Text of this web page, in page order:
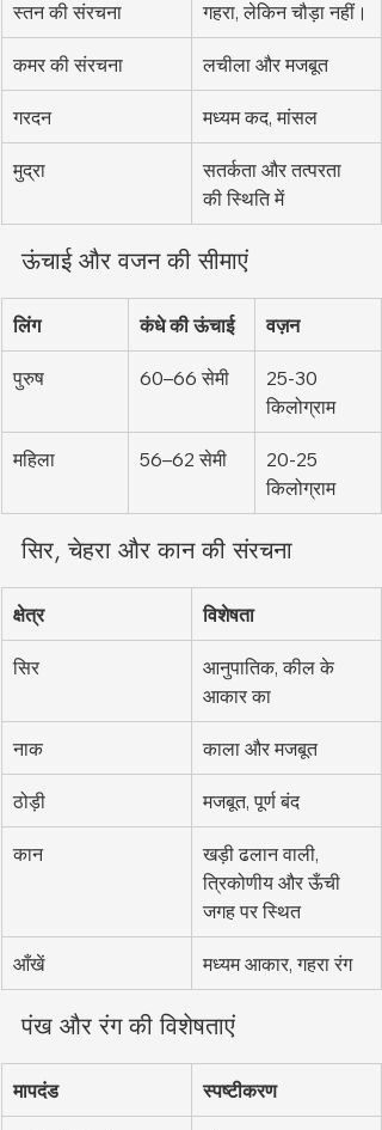
स्तन की संरचना गहरा, लेकिन चौड़ा नहीं।
कमर की संरचना लचीला और मजबूत
गरदन मध्यम कद, मांसल
मुद्रा
सतर्कता और तत्परता
की स्थिति में
ऊंचाई और वजन की सीमाएं
लिंग कंधे की ऊंचाई वज़न
पुरुष 60–66 सेमी
25-30
किलोग्राम
महिला 56–62 सेमी
20-25
किलोग्राम
सिर, चेहरा और कान की संरचना
क्षेत्र विशेषता
सिर
आनुपातिक, कील के
आकार का
नाक काला और मजबूत
ठोड़ी मजबूत, पूर्ण बंद
कान
खड़ी ढलान वाली,
त्रिकोणीय और ऊँची
जगह पर स्थित
आँखें मध्यम आकार, गहरा रंग
पंख और रंग की विशेषताएं
मापदंड स्पष्टीकरण